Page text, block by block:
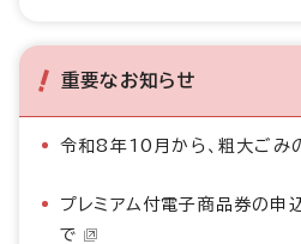
重要なお知らせ
令和8年10月から、粗大ごみ
プレミアム付電子商品券の申
で